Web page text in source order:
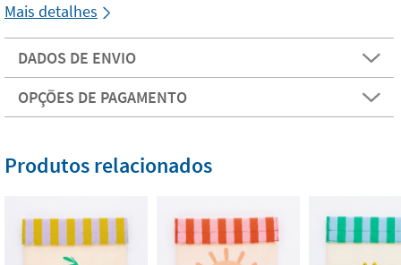
Mais detalhes
DADOS DE ENVIO
OPÇÕES DE PAGAMENTO
Produtos relacionados